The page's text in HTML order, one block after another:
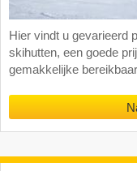
Hier vindt u gevarieerd
skihutten, een goede
gemakkelijke